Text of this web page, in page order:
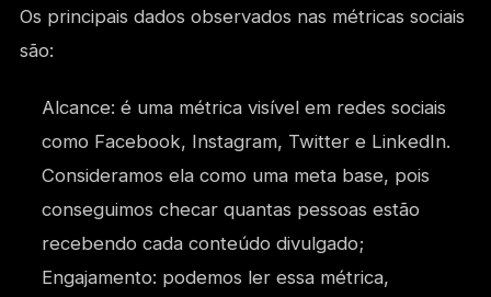
Os principais dados observados nas métricas sociais
são:
Alcance: é uma métrica visível em redes sociais
como Facebook, Instagram, Twitter e LinkedIn.
Consideramos ela como uma meta base, pois
conseguimos checar quantas pessoas estão
recebendo cada conteúdo divulgado;
Engajamento: podemos ler essa métrica,